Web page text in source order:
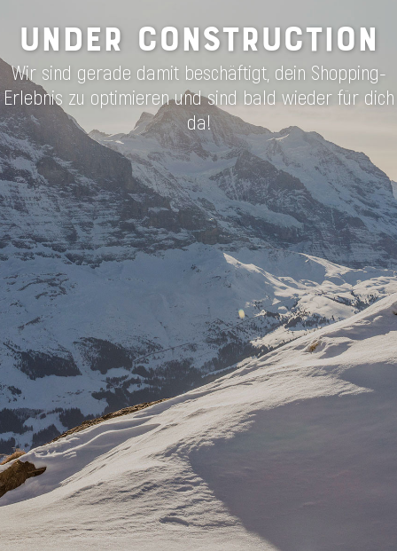
UNDER CONSTRUCTION
Wir sind gerade damit beschäftigt, dein Shopping-
Erlebnis zu optimieren und sind bald wieder für dich
da!